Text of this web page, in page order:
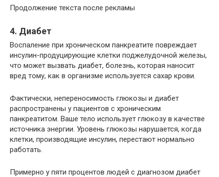
Продолжение текста после рекламы
4. Диабет
Воспаление при хроническом панкреатите повреждает
инсулин-продуцирующие клетки поджелудочной железы,
что может вызвать диабет, болезнь, которая наносит
вред тому, как в организме используется сахар крови.
Фактически, непереносимость глюкозы и диабет
распространены у пациентов с хроническим
панкреатитом. Ваше тело использует глюкозу в качестве
источника энергии. Уровень глюкозы нарушается, когда
клетки, производящие инсулин, перестают нормально
работать.
Примерно у пяти процентов людей с диагнозом диабет